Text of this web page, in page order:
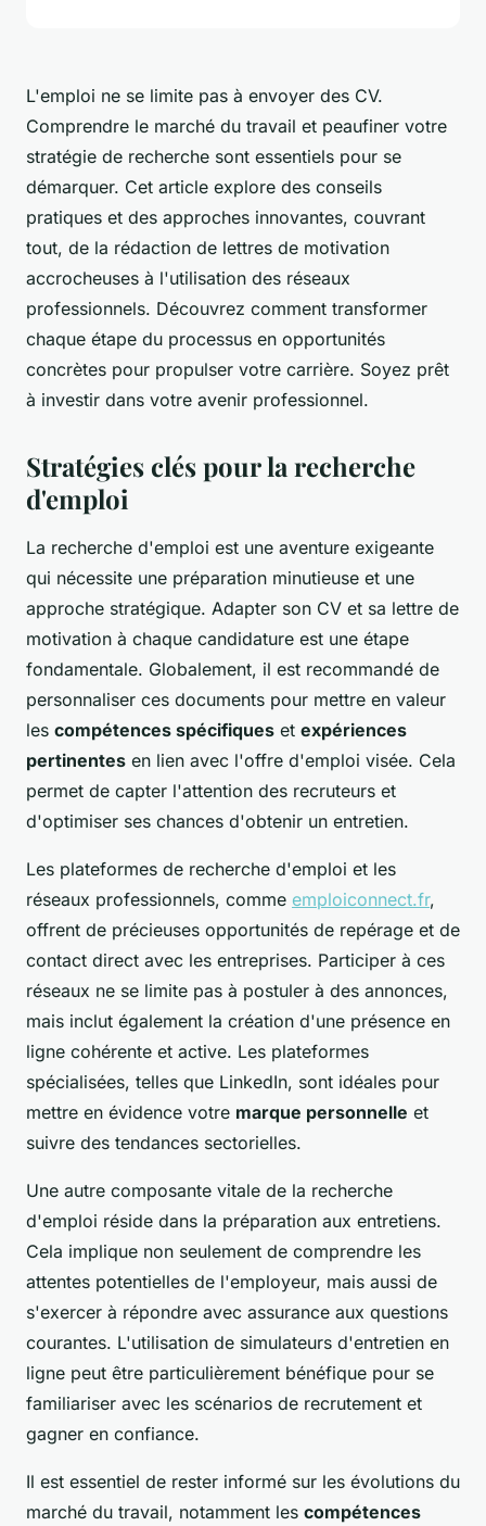
L'emploi ne se limite pas à envoyer des CV.
Comprendre le marché du travail et peaufiner votre
stratégie de recherche sont essentiels pour se
démarquer. Cet article explore des conseils
pratiques et des approches innovantes, couvrant
tout, de la rédaction de lettres de motivation
accrocheuses à l'utilisation des réseaux
professionnels. Découvrez comment transformer
chaque étape du processus en opportunités
concrètes pour propulser votre carrière. Soyez prêt
à investir dans votre avenir professionnel.
Stratégies clés pour la recherche
d'emploi
La recherche d'emploi est une aventure exigeante
qui nécessite une préparation minutieuse et une
approche stratégique. Adapter son CV et sa lettre de
motivation à chaque candidature est une étape
fondamentale. Globalement, il est recommandé de
personnaliser ces documents pour mettre en valeur
les compétences spécifiques et expériences
pertinentes en lien avec l'offre d'emploi visée. Cela
permet de capter l'attention des recruteurs et
d'optimiser ses chances d'obtenir un entretien.
Les plateformes de recherche d'emploi et les
réseaux professionnels, comme emploiconnect.fr,
offrent de précieuses opportunités de repérage et de
contact direct avec les entreprises. Participer à ces
réseaux ne se limite pas à postuler à des annonces,
mais inclut également la création d'une présence en
ligne cohérente et active. Les plateformes
spécialisées, telles que LinkedIn, sont idéales pour
mettre en évidence votre marque personnelle et
suivre des tendances sectorielles.
Une autre composante vitale de la recherche
d'emploi réside dans la préparation aux entretiens.
Cela implique non seulement de comprendre les
attentes potentielles de l'employeur, mais aussi de
s'exercer à répondre avec assurance aux questions
courantes. L'utilisation de simulateurs d'entretien en
ligne peut être particulièrement bénéfique pour se
familiariser avec les scénarios de recrutement et
gagner en confiance.
Il est essentiel de rester informé sur les évolutions du
marché du travail, notamment les compétences